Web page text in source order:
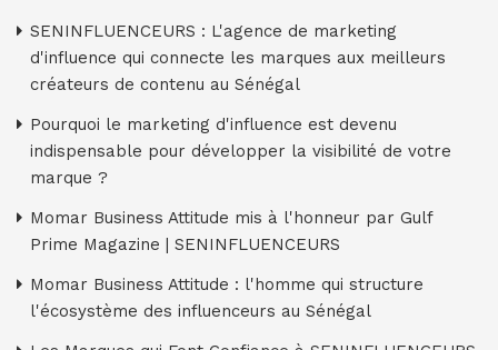
SENINFLUENCEURS : L'agence de marketing
d'influence qui connecte les marques aux meilleurs
créateurs de contenu au Sénégal
Pourquoi le marketing d'influence est devenu
indispensable pour développer la visibilité de votre
marque ?
Momar Business Attitude mis à l'honneur par Gulf
Prime Magazine | SENINFLUENCEURS
Momar Business Attitude : l'homme qui structure
l'écosystème des influenceurs au Sénégal